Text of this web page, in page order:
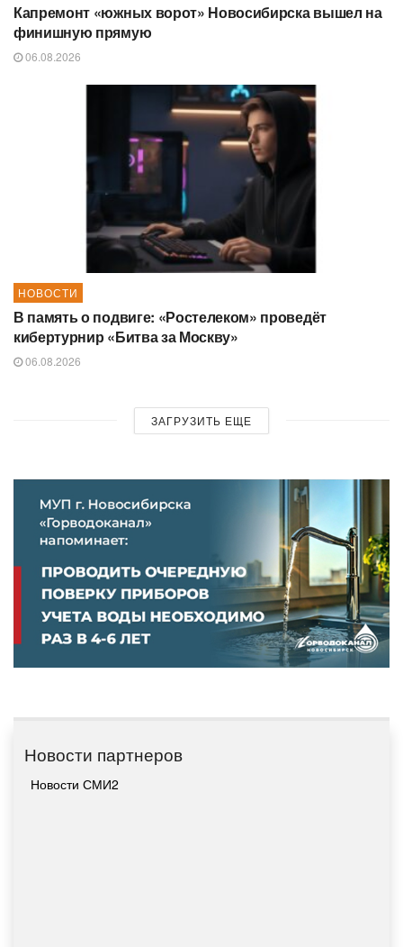
Капремонт «южных ворот» Новосибирска вышел на
финишную прямую
06.08.2026
НОВОСТИ
В память о подвиге: «Ростелеком» проведёт
кибертурнир «Битва за Москву»
06.08.2026
ЗАГРУЗИТЬ ЕЩЕ
Новости партнеров
Новости СМИ2